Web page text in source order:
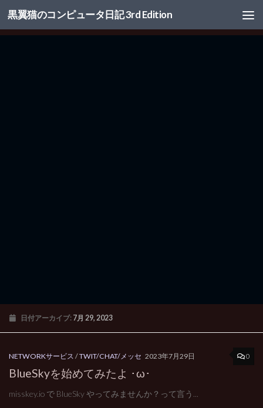
コンテンツへスキップ
黒翼猫のコンピュータ日記 3rd Edition
日付アーカイブ: 7月 29, 2023
0
NETWORKサービス /TWIT/CHAT/メッセ 2023年7月29日
BlueSkyを始めてみたよ ･ω･
misskey.io で BlueSky やってみませんか？って言う...